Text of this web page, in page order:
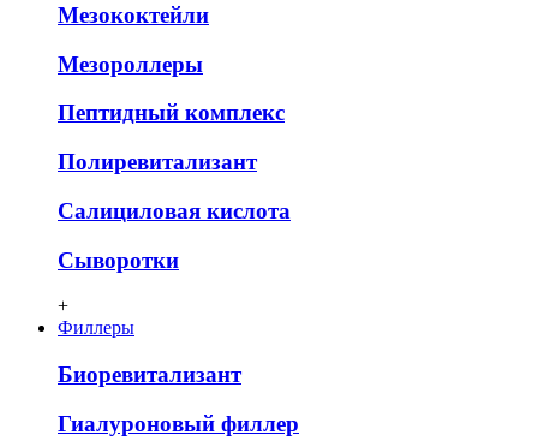
Мезококтейли
Мезороллеры
Пептидный комплекс
Полиревитализант
Салициловая кислота
Сыворотки
+
Филлеры
Биоревитализант
Гиалуроновый филлер